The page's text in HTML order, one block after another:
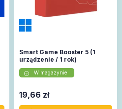
Smart Game Booster 5 (1
urządzenie / 1 rok)
W magazynie
19,66 zł